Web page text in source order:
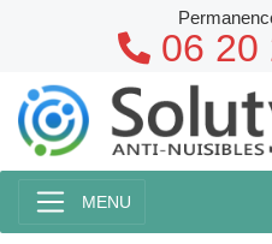
MENU
06 20